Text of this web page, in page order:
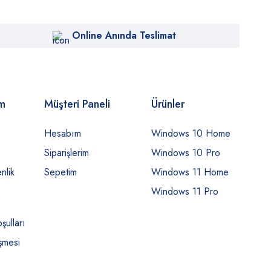
Online Anında Teslimat
Müşteri Paneli
Hesabım
Siparişlerim
Sepetim
Ürünler
Windows 10 Home
Windows 10 Pro
Windows 11 Home
Windows 11 Pro